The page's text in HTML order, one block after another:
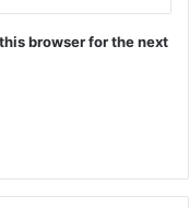
browser for the next